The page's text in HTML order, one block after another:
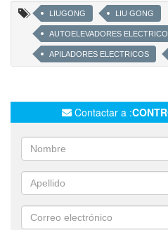
LIUGONG LIU GONG
AUTOELEVADORES
APILADORES ELECTRICOS
ZANJADORAS UÑAS
CADENAS COBERTORAS DE
CORTADORAS DE ASFALTO
EXCAVADORA HIDRÁULICA
Contactar a :